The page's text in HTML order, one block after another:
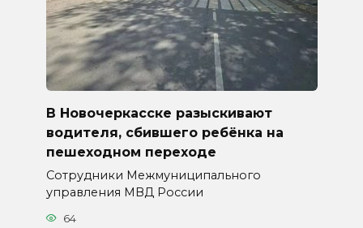
В Новочеркасске разыскивают
водителя, сбившего ребёнка на
пешеходном переходе
Сотрудники Межмуниципального
управления МВД России
64